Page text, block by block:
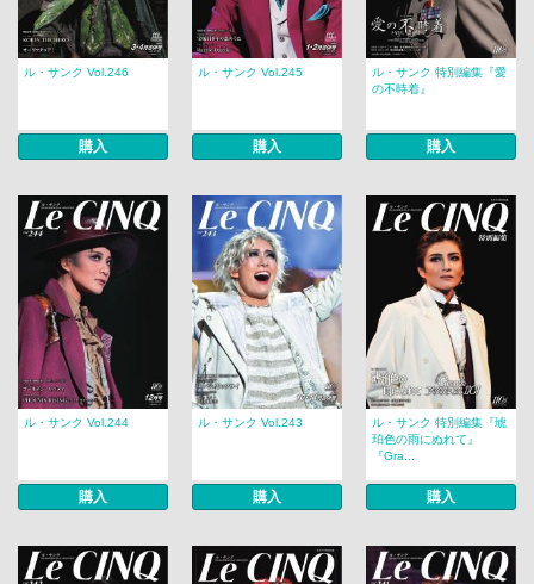
ル・サンク Vol.246
購入
ル・サンク Vol.245
購入
ル・サンク 特別編集『愛
の不時着』
購入
ル・サンク Vol.244
購入
ル・サンク Vol.243
購入
ル・サンク 特別編集『琥
珀色の雨にぬれて』
『Gra...
購入